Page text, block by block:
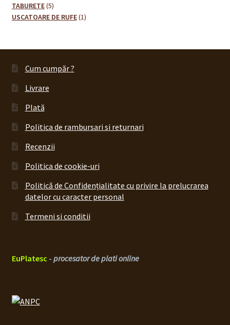
TABURETE 55
produse
USCATOARE DE RUFE 11
Cum cumpăr ?
Livrare
Plată
Politica de rambursari si returnari
Recenzii
Politica de cookie-uri
Politică de Confidențialitate cu privire la prelucrarea
datelor cu caracter personal
Termeni si conditii
EuPlatesc - procesator de plati online